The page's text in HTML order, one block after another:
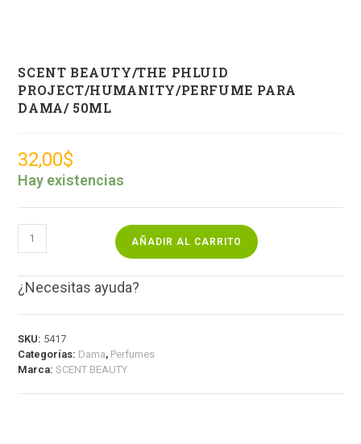
SCENT BEAUTY/THE PHLUID
PROJECT/HUMANITY/PERFUME PARA
DAMA/ 50ML
32,00$
Hay existencias
AÑADIR AL CARRITO
¿Necesitas ayuda?
SKU: 5417
Categorías: Dama, Perfumes
Marca:SCENT BEAUTY